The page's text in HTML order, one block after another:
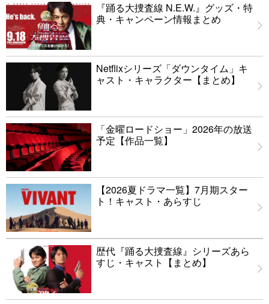
『踊る大捜査線 N.E.W.』グッズ・特
典・キャンペーン情報まとめ
Netflixシリーズ「ダウンタイム」キ
ャスト・キャラクター【まとめ】
「金曜ロードショー」2026年の放送
予定【作品一覧】
【2026夏ドラマ一覧】7月期スター
ト！キャスト・あらすじ
歴代『踊る大捜査線』シリーズあら
すじ・キャスト【まとめ】